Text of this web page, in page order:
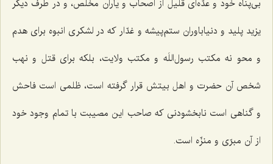
بی‌پناه خود و عدّه‌ای قلیل از اصحاب و یاران مخلص، و در طرف دیگر
یزید پلید و دنیاباوران ستم‌پیشه و غدّار که در لشکری انبوه برای هدم
و محو نه مکتب رسول‌اللَه و مکتب ولایت، بلکه برای قتل و نهب
شخص آن حضرت و اهل بیتش قرار گرفته است، ظلمی است فاحش
و گناهی است نابخشودنی که صاحب این مصیبت با تمام وجود خود
از آن مبرّی و منزّه است.